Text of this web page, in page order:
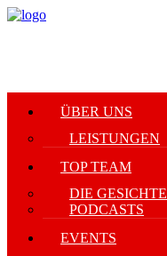
ÜBER UNS
LEISTUNGEN
TOP TEAM
DIE
PODCASTS
EVENTS